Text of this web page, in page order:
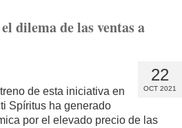
dilema de las ventas a
22
OCT 2021
de esta iniciativa en
Spíritus ha generado
por el elevado precio de las